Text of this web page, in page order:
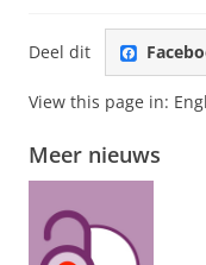
Deel dit
View this page in:
Meer nieuws